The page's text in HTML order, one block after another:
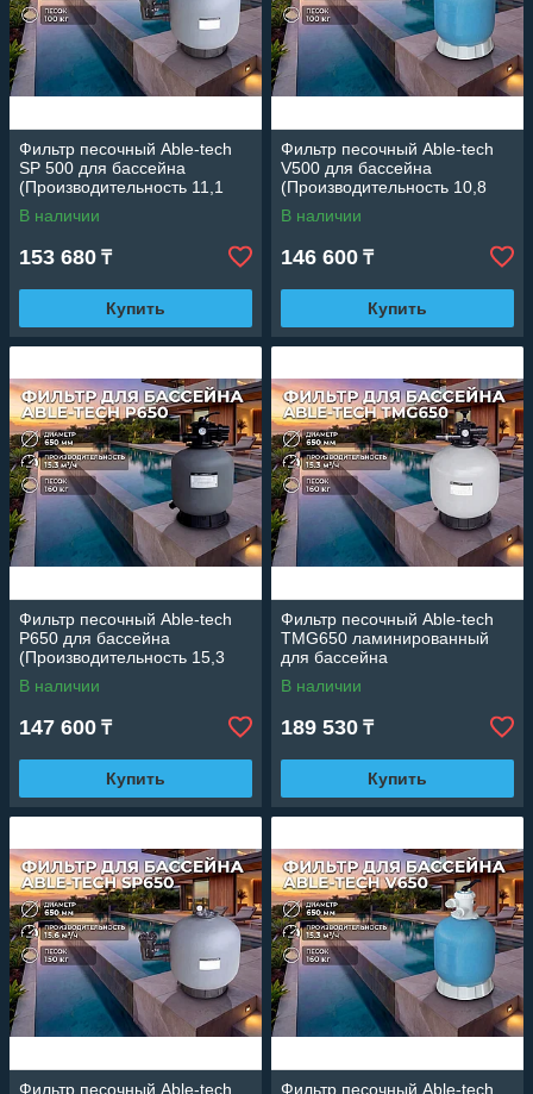
Фильтр песочный Able-tech
SP 500 для бассейна
(Производительность 11,1
м3/ч, диаметр 500 мм)
В наличии
153 680 ₸
Купить
Фильтр песочный Able-tech
V500 для бассейна
(Производительность 10,8
м3/ч, диаметр 500 мм)
В наличии
146 600 ₸
Купить
Фильтр песочный Able-tech
P650 для бассейна
(Производительность 15,3
м3/ч, диаметр 650 мм)
В наличии
147 600 ₸
Купить
Фильтр песочный Able-tech
TMG650 ламинированный
для бассейна
(Производительность 15,3
м3/ч, диаметр 650 мм)
В наличии
189 530 ₸
Купить
Фильтр песочный Able-tech Фильтр песочный Able-tech